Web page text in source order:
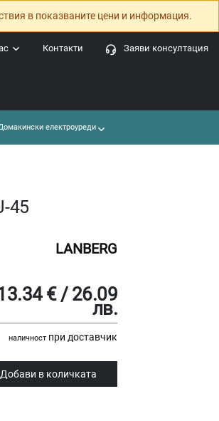
в показваните цени и информация.
Заяви консултация
Контакти
електроуреди
45
LANBERG
€ / 26.09
лв.
наличност при доставчик
Добави в количката